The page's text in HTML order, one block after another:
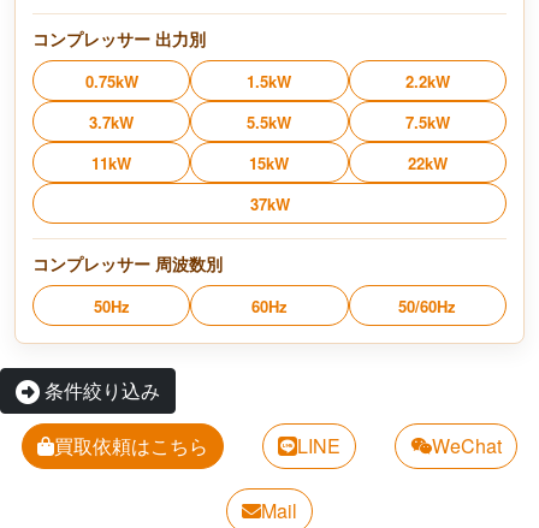
コンプレッサー 出力別
0.75kW 1.5kW
2.2kW
3.7kW
5.5kW
7.5kW
11kW
15kW
22kW
37kW
コンプレッサー 周波数別
50Hz 60Hz 50/60Hz
条件絞り込み
買取依頼はこちら
LINE WeChat
Mail